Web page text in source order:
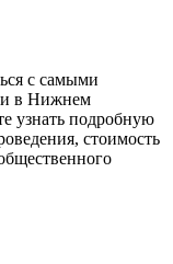
с самыми
в Нижнем
узнать подробную
стоимость